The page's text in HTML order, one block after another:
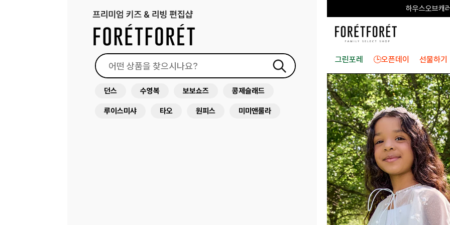
🎂7TH
그린포레 🕒오픈데이 선물하기
던스 수영복 보보쇼즈 콩제슬래드
루이스미샤 타오 원피스 미미앤룰라